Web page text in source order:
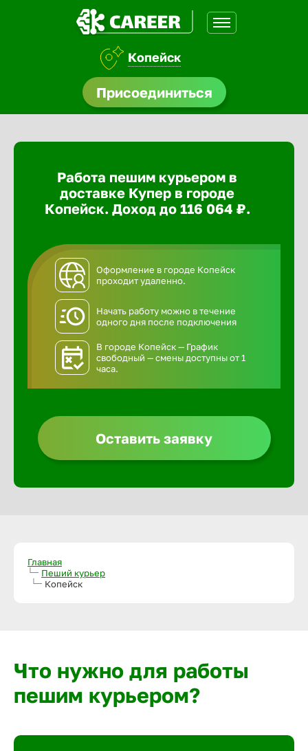
Копейск
Присоединиться
Работа пешим курьером в
доставке Купер в городе
Копейск. Доход до 116 064 ₽.
Оформление в городе Копейск
проходит удаленно.
Начать работу можно в течение
одного дня после подключения
В городе Копейск — График
свободный — смены доступны от 1
часа.
Оставить заявку
Главная
Пеший курьер
Копейск
Что нужно для работы
пешим курьером?